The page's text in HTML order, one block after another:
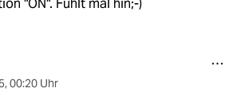
"ON". Fühlt mal hin;-)
, 00:20 Uhr